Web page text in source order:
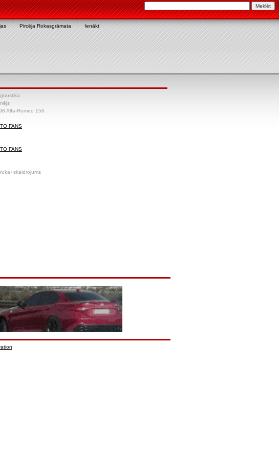
Pircēja Rokasgrāmata Ienākt
Alfa-Romeo 156
FANS
FANS